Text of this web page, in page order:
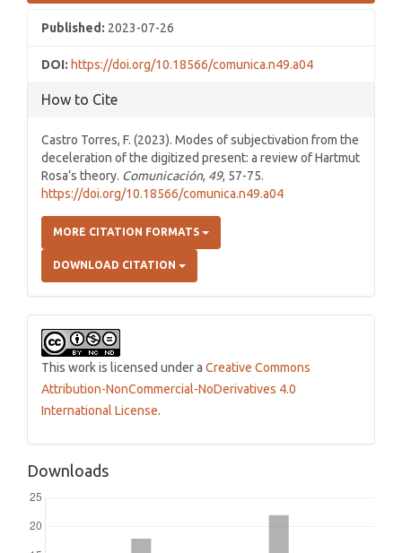
Published: 2023-07-26
DOI: https://doi.org/10.18566/comunica.n49.a04
How to Cite
Castro Torres, F. (2023). Modes of subjectivation from the
deceleration of the digitized present: a review of Hartmut
Rosa’s theory. Comunicación, 49, 57-75.
https://doi.org/10.18566/comunica.n49.a04
MORE CITATION FORMATS
DOWNLOAD CITATION
This work is licensed under a Creative Commons
Attribution-NonCommercial-NoDerivatives 4.0
International License.
Downloads